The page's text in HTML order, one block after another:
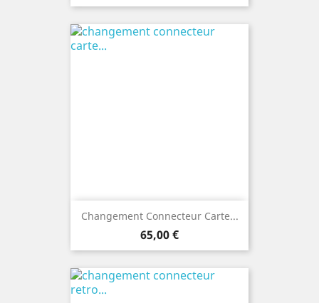
Changement Connecteur Carte...
Prix
65,00 €